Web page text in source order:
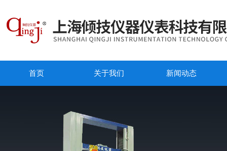
首页 关于我们 新闻动态